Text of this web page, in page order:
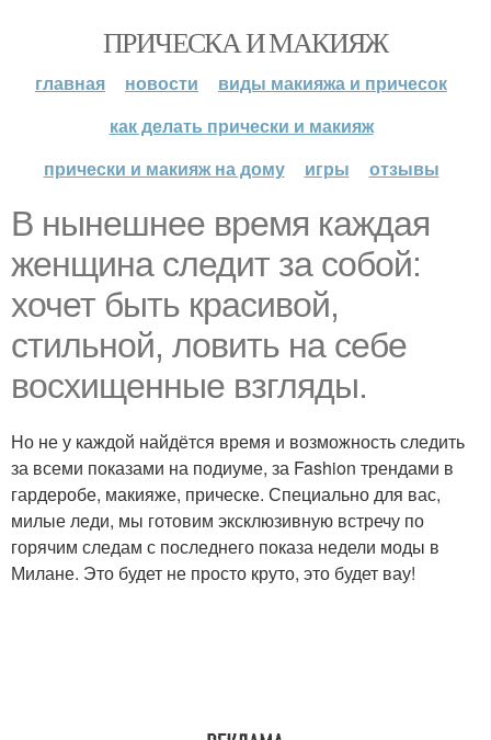
ПРИЧЕСКА И МАКИЯЖ
главная новости
виды макияжа и причесок
как делать прически и макияж
прически и макияж на дому
игры отзывы
В нынешнее время каждая
женщина следит за собой:
хочет быть красивой,
стильной, ловить на себе
восхищенные взгляды.
Но не у каждой найдётся время и возможность следить
за всеми показами на подиуме, за Fashion трендами в
гардеробе, макияже, прическе. Специально для вас,
милые леди, мы готовим эксклюзивную встречу по
горячим следам с последнего показа недели моды в
Милане. Это будет не просто круто, это будет вау!